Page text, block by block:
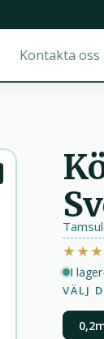
Kontakta oss
I lager
VÄLJ